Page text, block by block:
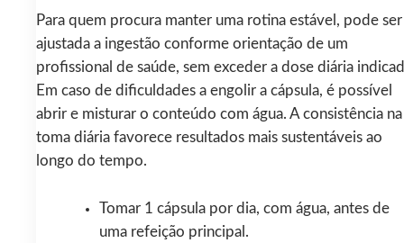
Para quem procura manter uma rotina estável, pode ser
ajustada a ingestão conforme orientação de um
profissional de saúde, sem exceder a dose diária
Em caso de dificuldades a engolir a cápsula, é possível
abrir e misturar o conteúdo com água. A consistência na
toma diária favorece resultados mais sustentáveis ao
longo do tempo.
Tomar 1 cápsula por dia, com água, antes de
uma refeição principal.